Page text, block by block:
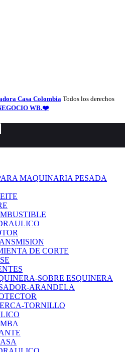
Casa Colombia Todos los derechos
WB.❤️
MAQUINARIA PESADA
DE CORTE
SOBRE ESQUINERA
ARANDELA
TORNILLO